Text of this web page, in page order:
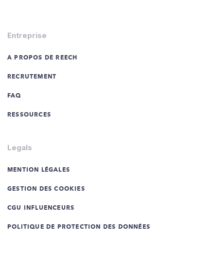
Entreprise
A PROPOS DE REECH
RECRUTEMENT
FAQ
RESSOURCES
Legals
MENTION LÉGALES
GESTION DES COOKIES
CGU INFLUENCEURS
POLITIQUE DE PROTECTION DES DONNÉES